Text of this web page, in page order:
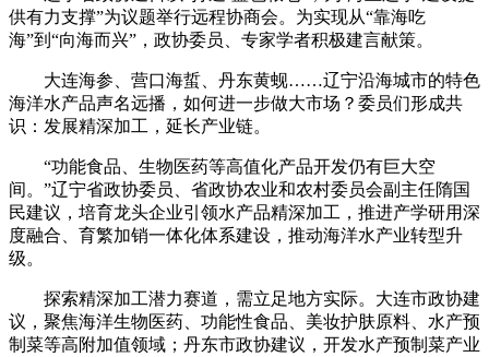
供有力支撑”为议题举行远程协商会。为实现从“靠海吃
海”到“向海而兴”，政协委员、专家学者积极建言献策。
大连海参、营口海蜇、丹东黄蚬……辽宁沿海城市的特色
海洋水产品声名远播，如何进一步做大市场？委员们形成共
识：发展精深加工，延长产业链。
“功能食品、生物医药等高值化产品开发仍有巨大空
间。”辽宁省政协委员、省政协农业和农村委员会副主任隋国
民建议，培育龙头企业引领水产品精深加工，推进产学研用深
度融合、育繁加销一体化体系建设，推动海洋水产业转型升
级。
探索精深加工潜力赛道，需立足地方实际。大连市政协建
议，聚焦海洋生物医药、功能性食品、美妆护肤原料、水产预
制菜等高附加值领域；丹东市政协建议，开发水产预制菜产业